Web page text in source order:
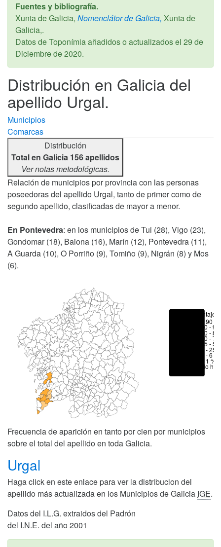
Fuentes y bibliografía.
Xunta de Galicia, Nomenclátor de Galicia, Xunta de
Galicia,.
Datos de Toponímia añadidos o actualizados el 29 de
Diciembre de 2020.
Distribución en Galicia del
apellido Urgal.
Municipios
Comarcas
Distribución
Total en Galicia 156 apellidos
Ver notas metodológicas.
Relación de municipios por provincia con las personas
poseedoras del apellido Urgal, tanto de primer como de
segundo apellido, clasificadas de mayor a menor.
En Pontevedra: en los municipios de Tui (28), Vigo (23),
Gondomar (18), Baiona (16), Marín (12), Pontevedra (11),
A Guarda (10), O Porriño (9), Tomiño (9), Nigrán (8) y Mos
(6).
Porcentajes
> 90 %
80 -
70 -
50 -
25 -
6 - 25
1 - 6 %
< 1 %
No hay
Frecuencia de aparición en tanto por cien por municipios
sobre el total del apellido en toda Galicia.
Urgal
Haga click en este enlace para ver la distribucion del
apellido más actualizada en los Municipios de Galicia IGE.
Datos del I.L.G. extraidos del Padrón
del I.N.E. del año 2001